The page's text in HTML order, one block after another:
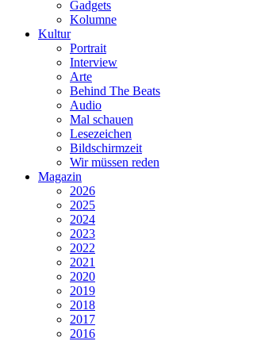
Gadgets
Kolumne
Kultur
Portrait
Interview
Arte
Behind The Beats
Audio
Mal schauen
Lesezeichen
Bildschirmzeit
Wir müssen reden
Magazin
2026
2025
2024
2023
2022
2021
2020
2019
2018
2017
2016